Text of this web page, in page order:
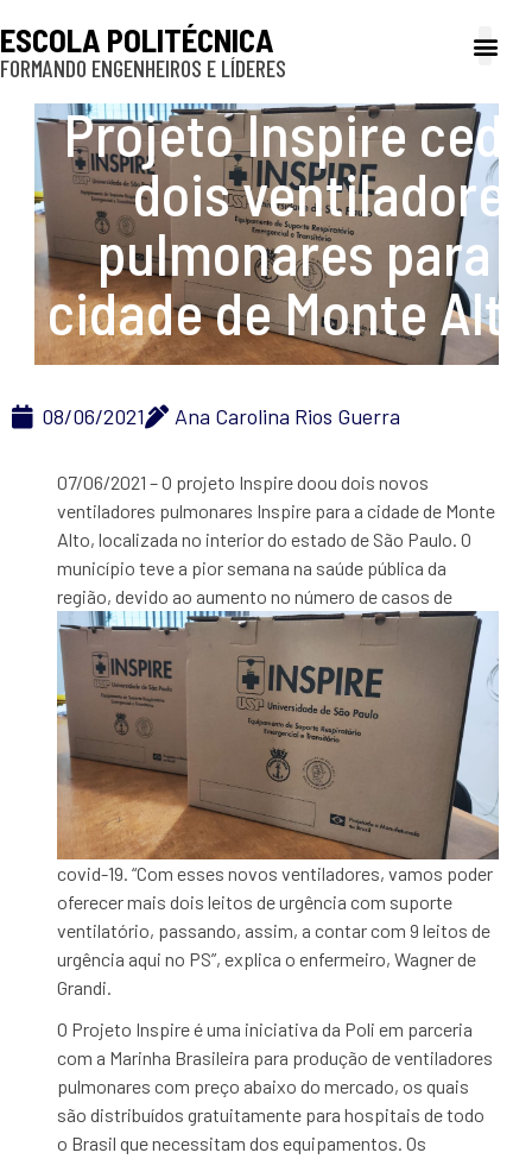
ESCOLA POLITÉCNICA
FORMANDO ENGENHEIROS E LÍDERES
Projeto Inspire cede
dois ventiladores
pulmonares para a
cidade de Monte Alto
08/06/2021 Ana Carolina Rios Guerra
07/06/2021 – O projeto Inspire doou dois novos
ventiladores pulmonares Inspire para a cidade de Monte
Alto, localizada no interior do estado de São Paulo. O
município teve a pior semana na saúde pública da
região, devido ao aumento no número de casos de
covid-19. “Com esses novos ventiladores, vamos poder
oferecer mais dois leitos de urgência com suporte
ventilatório, passando, assim, a contar com 9 leitos de
urgência aqui no PS”, explica o enfermeiro, Wagner de
Grandi.
O Projeto Inspire é uma iniciativa da Poli em parceria
com a Marinha Brasileira para produção de ventiladores
pulmonares com preço abaixo do mercado, os quais
são distribuídos gratuitamente para hospitais de todo
o Brasil que necessitam dos equipamentos. Os